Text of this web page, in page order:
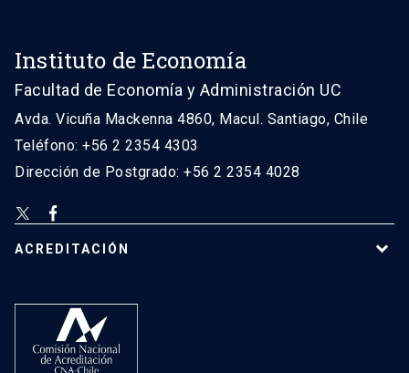
Instituto de Economía
Facultad de Economía y Administración UC
Avda. Vicuña Mackenna 4860, Macul. Santiago, Chile
Teléfono: +56 2 2354 4303
Dirección de Postgrado: +56 2 2354 4028
ACREDITACIÓN